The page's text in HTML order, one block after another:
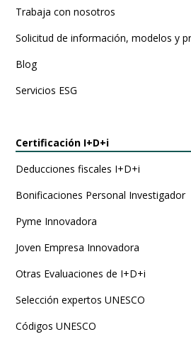
Trabaja con nosotros
Solicitud de información, modelos y
Blog
Servicios ESG
Certificación
Deducciones fiscales I+D+i
Bonificaciones Personal Investigador
Pyme Innovadora
Joven Empresa Innovadora
Otras Evaluaciones de I+D+i
Selección expertos UNESCO
Códigos UNESCO